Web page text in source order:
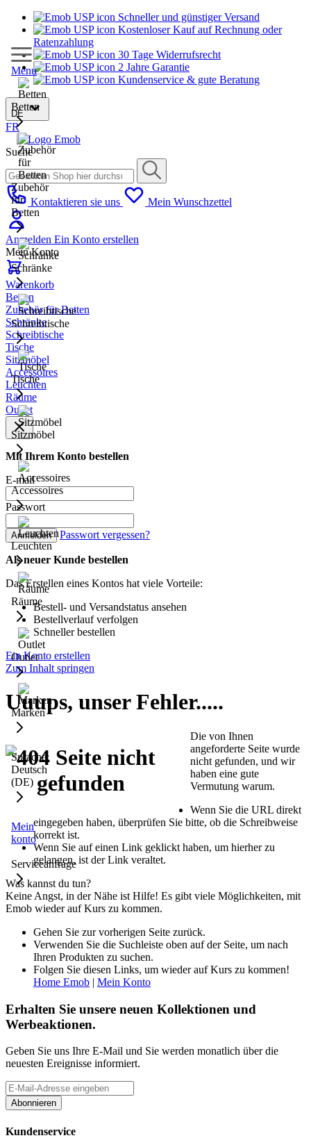
Schneller und günstiger Versand
Kostenloser Kauf auf Rechnung oder
Ratenzahlung
30 Tage Widerrufsrecht
2 Jahre Garantie
Kundenservice & gute Beratung
DE
FR
Suche
Kontaktieren sie uns Mein Wunschzettel
Anmelden Ein Konto erstellen
Mein Konto
Warenkorb
Menu
Betten
Zubehör
für
Betten
Schränke
Schreibtische
Tische
Sitzmöbel
Accessoires
Leuchten
Räume
Outlet
Marken
Sprache:
Deutsch
(DE)
Mein
konto
Serviceanfrage
Betten
Zubehör für Betten
Schränke
Schreibtische
Tische
Sitzmöbel
Accessoires
Leuchten
Räume
Outlet
Mit Ihrem Konto bestellen
E-mail
Passwort
Anmelden Passwort vergessen?
Als neuer Kunde bestellen
Das Erstellen eines Kontos hat viele Vorteile:
Bestell- und Versandstatus ansehen
Bestellverlauf verfolgen
Schneller bestellen
Ein Konto erstellen
Zum Inhalt springen
Uuups, unser Fehler.....
Die von Ihnen
angeforderte Seite wurde
nicht gefunden, und wir
haben eine gute
Vermutung warum.
Wenn Sie die URL direkt
eingegeben haben, überprüfen Sie bitte, ob die Schreibweise
korrekt ist.
Wenn Sie auf einen Link geklickt haben, um hierher zu
gelangen, ist der Link veraltet.
Was kannst du tun?
Keine Angst, in der Nähe ist Hilfe! Es gibt viele Möglichkeiten, mit
Emob wieder auf Kurs zu kommen.
Gehen Sie zur vorherigen Seite zurück.
Verwenden Sie die Suchleiste oben auf der Seite, um nach
Ihren Produkten zu suchen.
Folgen Sie diesen Links, um wieder auf Kurs zu kommen!
Home Emob | Mein Konto
Erhalten Sie unsere neuen Kollektionen und
Werbeaktionen.
Geben Sie uns Ihre E-Mail und Sie werden monatlich über die
neuesten Ereignisse informiert.
Abonnieren
Kundenservice